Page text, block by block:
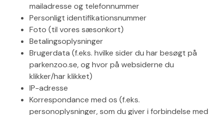
mailadresse og telefonnummer
Personligt identifikationsnummer
Foto (til vores sæsonkort)
Betalingsoplysninger
Brugerdata (f.eks. hvilke sider du har besøgt på
parkenzoo.se, og hvor på websiderne du
klikker/har klikket)
IP-adresse
Korrespondance med os (f.eks.
personoplysninger, som du giver i forbindelse med